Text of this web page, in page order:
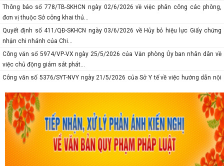
Thông báo số 778/TB-SKHCN ngày 02/6/2026 về việc phân công các phòng,
đơn vị thuộc Sở công khai thủ...
Quyết định số 411/QĐ-SKHCN ngày 03/6/2026 về Hủy bỏ hiệu lực Giấy chứng
nhận chi nhánh của Chi...
Công văn số 5974/VP-VX ngày 25/5/2026 của Văn phòng Ủy ban nhân dân về
việc chủ động giám sát phát...
Công văn số 5376/SYT-NVY ngày 21/5/2026 của Sở Y tế về việc hướng dẫn nội
Thông báo số 618/TB-SKHCN ngày 10/5/2026 Số điện thoại đường dây nóng và
trang Facebook tiếp nhận...
Báo cáo số 277-BC/TU ngày 08/5/2026 của Thành ủy về tình hình thự hiện
nhiệm vụ tháng 4; nhiệm vụ,...
Thông báo số 375-TB/TU ngày 8/5/2026 Ý kiến của Ban thường vụ Thành ủy về
tình hình thực hiện nhiệm...